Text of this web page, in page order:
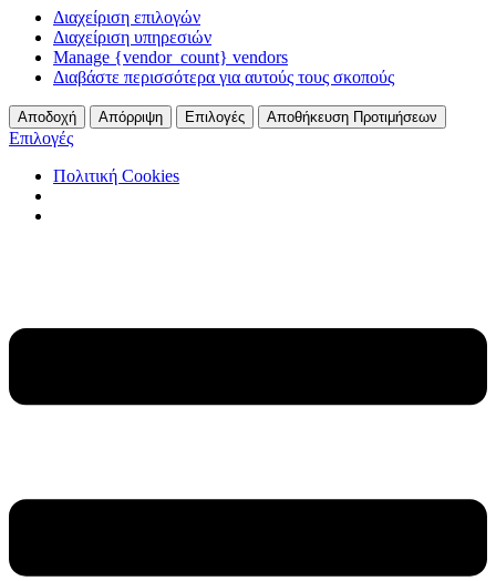
Διαχείριση επιλογών
Διαχείριση υπηρεσιών
Manage {vendor_count} vendors
Διαβάστε περισσότερα για αυτούς τους σκοπούς
Αποδοχή Απόρριψη Επιλογές Αποθήκευση Προτιμήσεων
Επιλογές
Πολιτική Cookies